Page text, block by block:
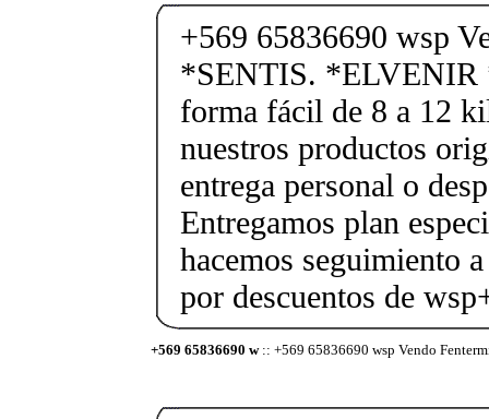
+569 65836690 wsp
*SENTIS. *ELVENIR
forma fácil de 8 a 12
nuestros productos
entrega personal o
Entregamos plan
hacemos seguimiento
por descuentos de
+569 65836690 w:: +569 65836690 wsp Vendo